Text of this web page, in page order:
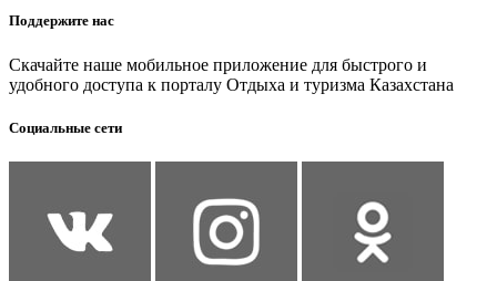
Поддержите нас
Скачайте наше мобильное приложение для быстрого и
удобного доступа к порталу Отдыха и туризма Казахстана
Социальные сети